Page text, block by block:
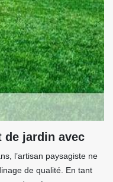
de jardin avec
l’artisan paysagiste ne
de qualité. En tant